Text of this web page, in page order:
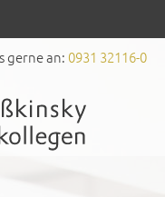
gerne an: 0931 32116-0